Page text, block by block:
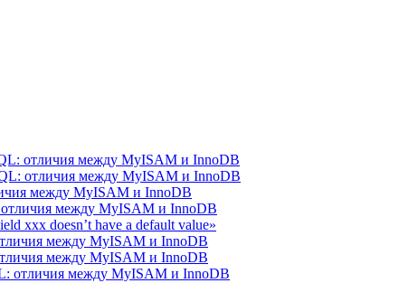
отличия между MyISAM и InnoDB
отличия между MyISAM и InnoDB
между MyISAM и InnoDB
между MyISAM и InnoDB
xxx doesn’t have a default value»
между MyISAM и InnoDB
между MyISAM и InnoDB
отличия между MyISAM и InnoDB